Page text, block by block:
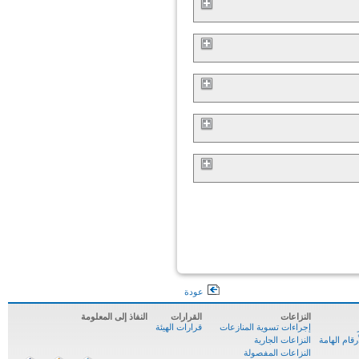
عودة
الهامة
النزاعات
إجراءات تسوية المنازعات
النزاعات الجارية
النزاعات المفصولة
القرارات
قرارات الهيئة
النفاذ إلى المعلومة